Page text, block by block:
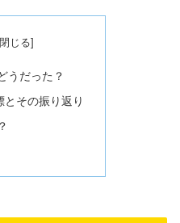
うだった？
その振り返り